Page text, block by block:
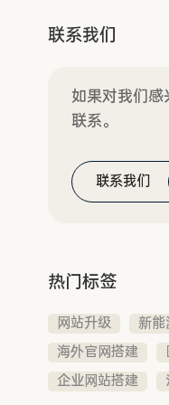
联系我们
如果对我们感
联系。
联系我们
热门标签
网站升级
新能
海外官网搭建
企业网站搭建